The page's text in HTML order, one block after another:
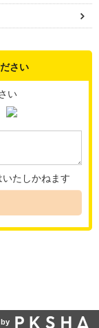
さい
い
たしかねます
by